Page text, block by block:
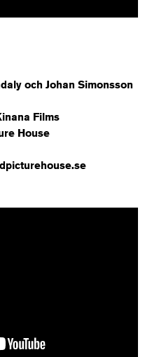
och Johan Simonsson
Films
House